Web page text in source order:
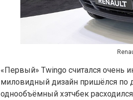
«Первый» Twingo считался очень
миловидный дизайн пришёлся по
однообъёмный хэтчбек